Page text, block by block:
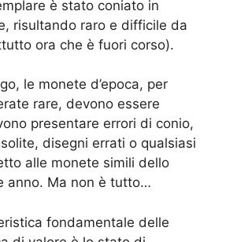
è stato coniato in
risultando raro e difficile da
ora che è fuori corso).
le monete d’epoca, per
rare, devono essere
presentare errori di conio,
disegni errati o qualsiasi
alle monete simili dello
anno. Ma non è tutto…
fondamentale delle